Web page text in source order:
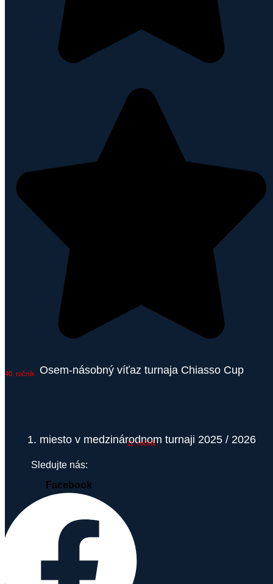
Osem-násobný víťaz turnaja Chiasso Cup
40. ročník
1. miesto v medzinárodnom turnaji 2025 / 2026
11. ročník
Sledujte nás:
Facebook